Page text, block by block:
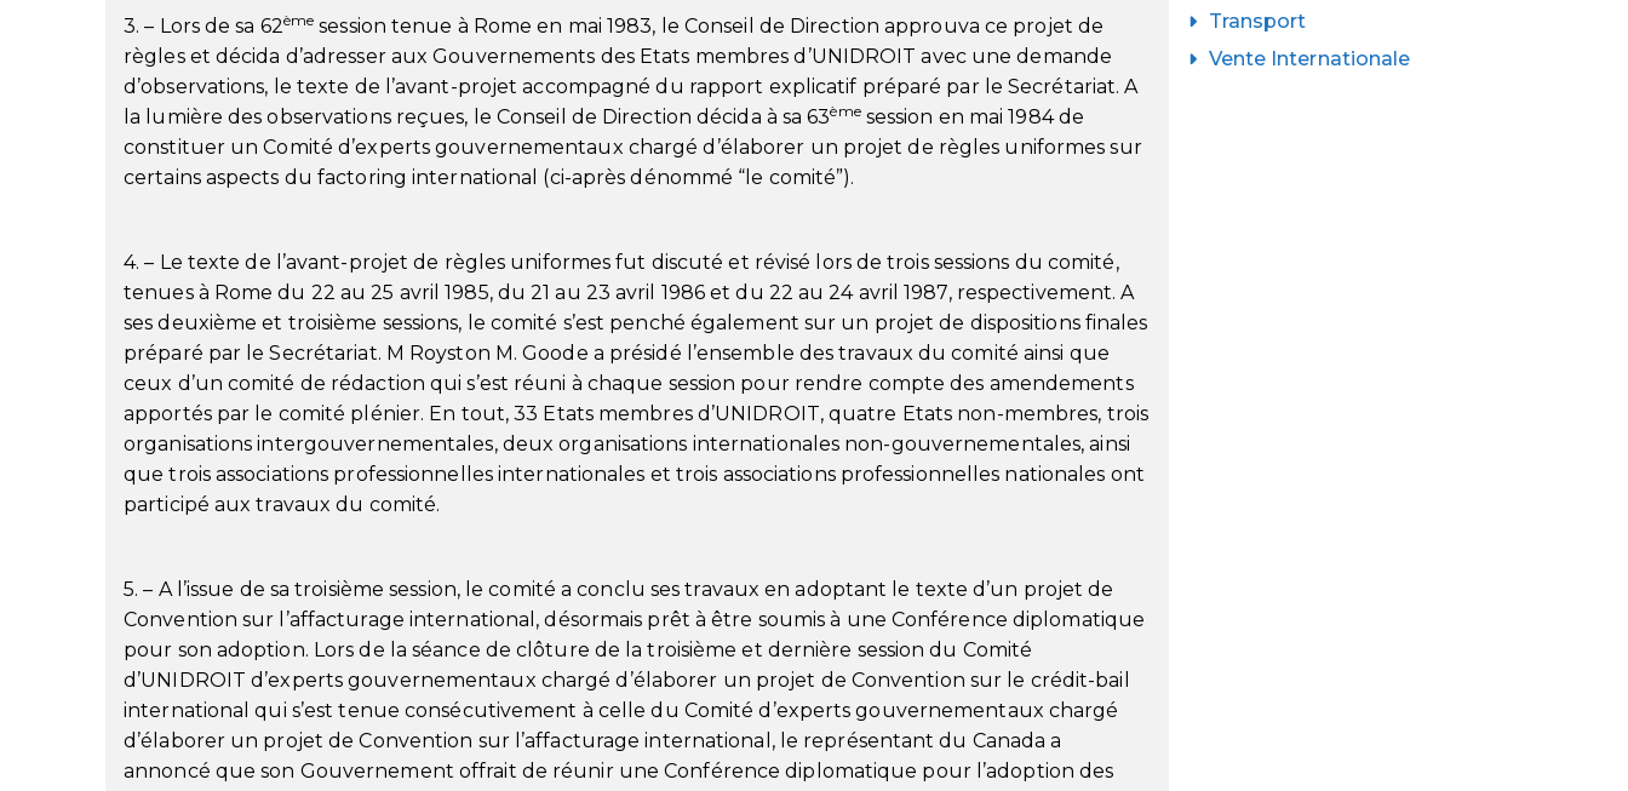
3. – Lors de sa 62ème session tenue à Rome en mai 1983, le Conseil de Direction approuva ce projet de
règles et décida d’adresser aux Gouvernements des Etats membres d’UNIDROIT avec une demande
d’observations, le texte de l’avant-projet accompagné du rapport explicatif préparé par le Secrétariat. A
la lumière des observations reçues, le Conseil de Direction décida à sa 63èmesession en mai 1984 de
constituer un Comité d’experts gouvernementaux chargé d’élaborer un projet de règles uniformes sur
certains aspects du factoring international (ci-après dénommé “le comité”).
4. – Le texte de l’avant-projet de règles uniformes fut discuté et révisé lors de trois sessions du comité,
tenues à Rome du 22 au 25 avril 1985, du 21 au 23 avril 1986 et du 22 au 24 avril 1987, respectivement. A
ses deuxième et troisième sessions, le comité s’est penché également sur un projet de dispositions finales
préparé par le Secrétariat. M Royston M. Goode a présidé l’ensemble des travaux du comité ainsi que
ceux d’un comité de rédaction qui s’est réuni à chaque session pour rendre compte des amendements
apportés par le comité plénier. En tout, 33 Etats membres d’UNIDROIT, quatre Etats non-membres, trois
organisations intergouvernementales, deux organisations internationales non-gouvernementales, ainsi
que trois associations professionnelles internationales et trois associations professionnelles nationales ont
participé aux travaux du comité.
5. – A l’issue de sa troisième session, le comité a conclu ses travaux en adoptant le texte d’un projet de
Convention sur l’affacturage international, désormais prêt à être soumis à une Conférence diplomatique
pour son adoption. Lors de la séance de clôture de la troisième et dernière session du Comité
d’UNIDROIT d’experts gouvernementaux chargé d’élaborer un projet de Convention sur le crédit-bail
international qui s’est tenue consécutivement à celle du Comité d’experts gouvernementaux chargé
d’élaborer un projet de Convention sur l’affacturage international, le représentant du Canada a
annoncé que son Gouvernement offrait de réunir une Conférence diplomatique pour l’adoption des
Transport
Vente Internationale